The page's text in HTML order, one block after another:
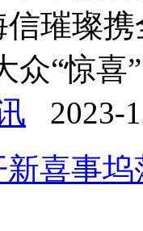
璀璨
众“惊喜
2023-
喜事